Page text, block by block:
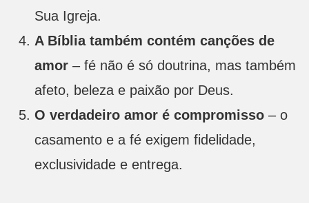
Sua Igreja.
A Bíblia também contém canções de
amor – fé não é só doutrina, mas também
afeto, beleza e paixão por Deus.
O verdadeiro amor é compromisso – o
casamento e a fé exigem fidelidade,
exclusividade e entrega.